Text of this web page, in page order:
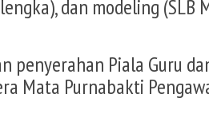
dan modeling (SLB
penyerahan Piala Guru
Mata Purnabakti